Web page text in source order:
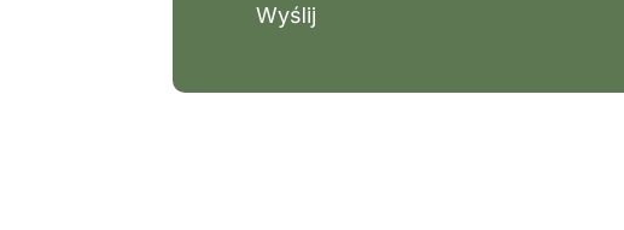
Wyślij